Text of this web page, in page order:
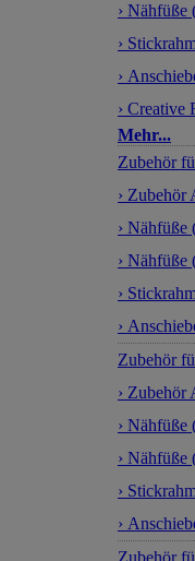
›
›
›
› Creative
Mehr...
Zubehör
› Zubehör
› Nähfüße
›
›
›
Zubehör
› Zubehör
› Nähfüße
›
›
›
Zubehör